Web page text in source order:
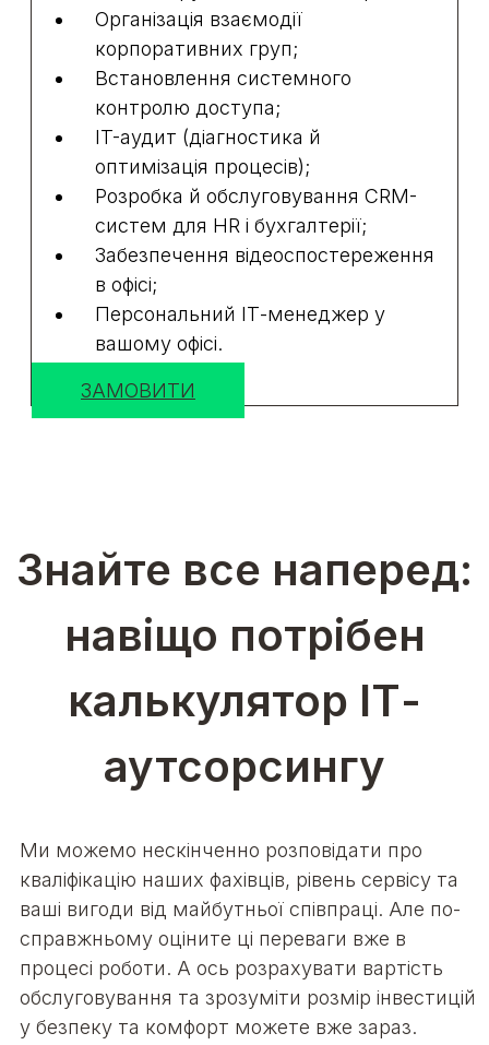
Організація взаємодії
корпоративних груп;
Встановлення системного
контролю доступа;
IT-аудит (діагностика й
оптимізація процесів);
Розробка й обслуговування CRM-
систем для HR і бухгалтерії;
Забезпечення відеоспостереження
в офісі;
Персональний ІТ-менеджер у
вашому офісі.
ЗАМОВИТИ
Знайте все наперед:
навіщо потрібен
калькулятор ІТ-
аутсорсингу
Ми можемо нескінченно розповідати про
кваліфікацію наших фахівців, рівень сервісу та
ваші вигоди від майбутньої співпраці. Але по-
справжньому оціните ці переваги вже в
процесі роботи. А ось розрахувати вартість
обслуговування та зрозуміти розмір інвестицій
у безпеку та комфорт можете вже зараз.